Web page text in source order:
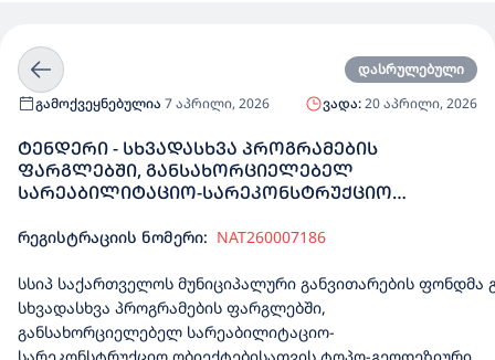
დასრულებული
გამოქვეყნებულია 7 აპრილი, 2026 ვადა:20 აპრილი, 2026
ᲢᲔᲜᲓᲔᲠᲘ - ᲡᲮᲕᲐᲓᲐᲡᲮᲕᲐ ᲞᲠᲝᲒᲠᲐᲛᲔᲑᲘᲡ
ᲤᲐᲠᲒᲚᲔᲑᲨᲘ, ᲒᲐᲜᲡᲐᲮᲝᲠᲪᲘᲔᲚᲔᲑᲔᲚ
ᲡᲐᲠᲔᲐᲑᲘᲚᲘᲢᲐᲪᲘᲝ-ᲡᲐᲠᲔᲙᲝᲜᲡᲢᲠᲣᲥᲪᲘᲝ
ᲙᲕᲚᲔᲕᲔᲑᲘᲡ ᲛᲝᲛᲡᲐᲮᲣᲠᲔᲑᲘᲡ ᲡᲐᲮᲔᲚᲛᲬᲘᲤᲝ
რეგისტრაციის ნომერი: NAT260007186
სსიპ საქართველოს მუნიციპალური განვითარების ფონდმა
სხვადასხვა პროგრამების ფარგლებში,
განსახორციელებელ სარეაბილიტაციო-